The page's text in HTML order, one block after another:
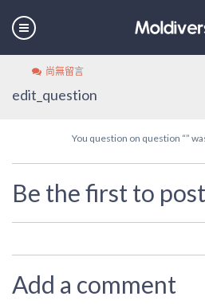
尚無留言
edit_question
You question on question “”
Be the first to
Add a comment